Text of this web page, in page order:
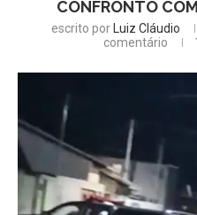
CONFRONTO
escrito por Luiz Cláudio
comentário